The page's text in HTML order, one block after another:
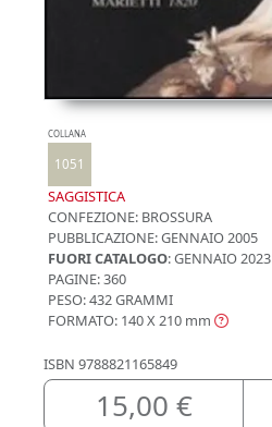
COLLANA
1051
SAGGISTICA
CONFEZIONE: BROSSURA
PUBBLICAZIONE:GENNAIO 2005
FUORI CATALOGO: GENNAIO 2023
PAGINE: 360
PESO: 432 GRAMMI
FORMATO: 140 X 210 mm
ISBN 9788821165849
15,00 €